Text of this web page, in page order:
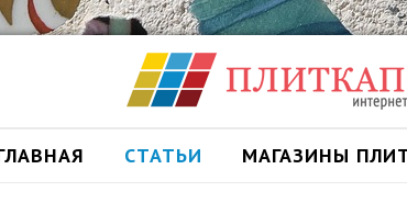
СТАТЬИ МАГАЗИНЫ